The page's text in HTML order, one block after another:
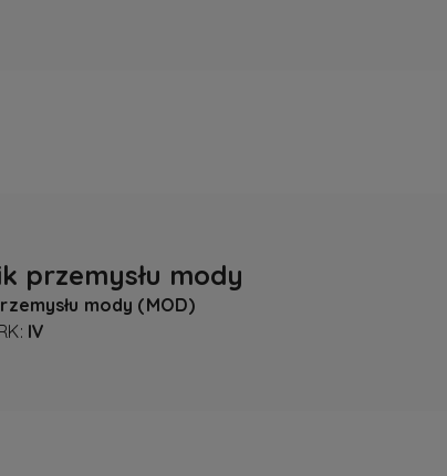
przemysłu mody
mody (MOD)
IV